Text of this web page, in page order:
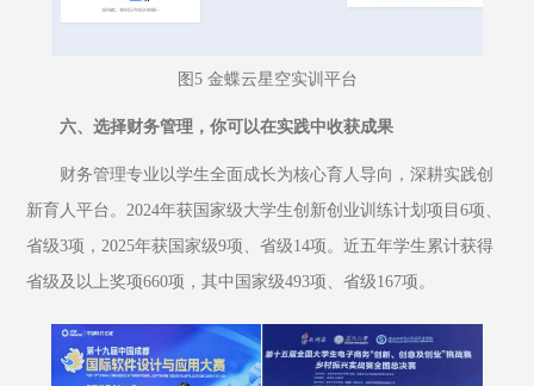
图5 金蝶云星空实训平台
六、选择财务管理，你可以在实践中收获成果
财务管理专业以学生全面成长为核心育人导向，深耕实践创
新育人平台。2024年获国家级大学生创新创业训练计划项目6项、
省级3项，2025年获国家级9项、省级14项。近五年学生累计获得
省级及以上奖项660项，其中国家级493项、省级167项。